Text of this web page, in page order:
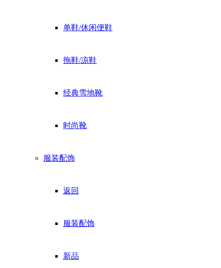
单鞋/休闲便鞋
拖鞋/凉鞋
经典雪地靴
时尚靴
服装配饰
返回
服装配饰
新品